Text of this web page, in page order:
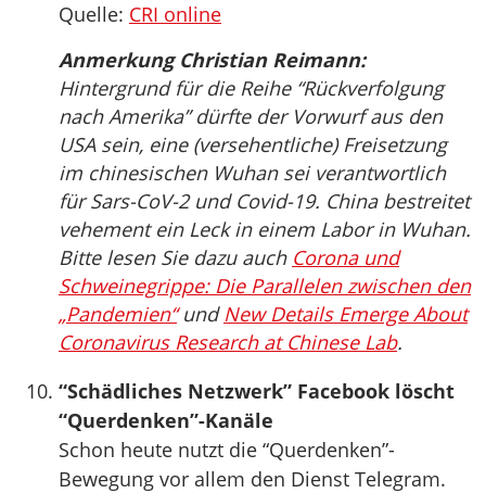
Quelle: CRI online
Anmerkung Christian Reimann:
Hintergrund für die Reihe “Rückverfolgung
nach Amerika” dürfte der Vorwurf aus den
USA sein, eine (versehentliche) Freisetzung
im chinesischen Wuhan sei verantwortlich
für Sars-CoV-2 und Covid-19. China bestreitet
vehement ein Leck in einem Labor in Wuhan.
Bitte lesen Sie dazu auch Corona und
Schweinegrippe: Die Parallelen zwischen den
„Pandemien“undNew Details Emerge About
Coronavirus Research at Chinese Lab.
“Schädliches Netzwerk” Facebook löscht
“Querdenken”-Kanäle
Schon heute nutzt die “Querdenken”-
Bewegung vor allem den Dienst Telegram.